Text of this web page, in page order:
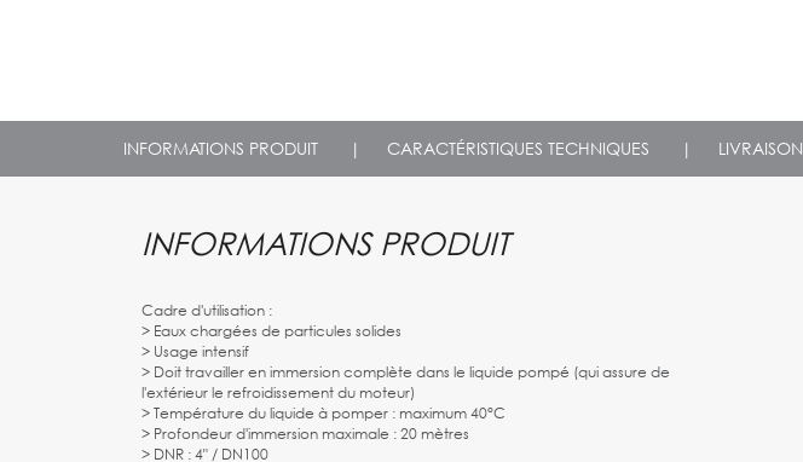
INFORMATIONS PRODUIT | CARACTÉRISTIQUES TECHNIQUES | LIVRAISON
INFORMATIONS PRODUIT
Cadre d'utilisation :
> Eaux chargées de particules solides
> Usage intensif
> Doit travailler en immersion complète dans le liquide pompé (qui assure de
l'extérieur le refroidissement du moteur)
> Température du liquide à pomper : maximum 40°C
> Profondeur d'immersion maximale : 20 mètres
> DNR : 4" / DN100